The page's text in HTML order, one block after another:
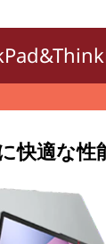
快適な